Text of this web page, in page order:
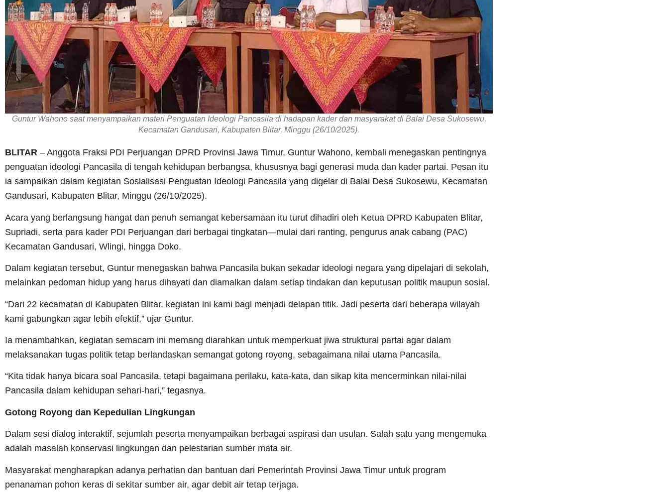
Guntur Wahono saat menyampaikan materi Penguatan Ideologi Pancasila di hadapan kader dan masyarakat di Balai Desa Sukosewu,
Kecamatan Gandusari, Kabupaten Blitar, Minggu (26/10/2025).
BLITAR – Anggota Fraksi PDI Perjuangan DPRD Provinsi Jawa Timur, Guntur Wahono, kembali menegaskan pentingnya
penguatan ideologi Pancasila di tengah kehidupan berbangsa, khususnya bagi generasi muda dan kader partai. Pesan itu
ia sampaikan dalam kegiatan Sosialisasi Penguatan Ideologi Pancasila yang digelar di Balai Desa Sukosewu, Kecamatan
Gandusari, Kabupaten Blitar, Minggu (26/10/2025).
Acara yang berlangsung hangat dan penuh semangat kebersamaan itu turut dihadiri oleh Ketua DPRD Kabupaten Blitar,
Supriadi, serta para kader PDI Perjuangan dari berbagai tingkatan—mulai dari ranting, pengurus anak cabang (PAC)
Kecamatan Gandusari, Wlingi, hingga Doko.
Dalam kegiatan tersebut, Guntur menegaskan bahwa Pancasila bukan sekadar ideologi negara yang dipelajari di sekolah,
melainkan pedoman hidup yang harus dihayati dan diamalkan dalam setiap tindakan dan keputusan politik maupun sosial.
“Dari 22 kecamatan di Kabupaten Blitar, kegiatan ini kami bagi menjadi delapan titik. Jadi peserta dari beberapa wilayah
kami gabungkan agar lebih efektif,” ujar Guntur.
Ia menambahkan, kegiatan semacam ini memang diarahkan untuk memperkuat jiwa struktural partai agar dalam
melaksanakan tugas politik tetap berlandaskan semangat gotong royong, sebagaimana nilai utama Pancasila.
“Kita tidak hanya bicara soal Pancasila, tetapi bagaimana perilaku, kata-kata, dan sikap kita mencerminkan nilai-nilai
Pancasila dalam kehidupan sehari-hari,” tegasnya.
Gotong Royong dan Kepedulian Lingkungan
Dalam sesi dialog interaktif, sejumlah peserta menyampaikan berbagai aspirasi dan usulan. Salah satu yang mengemuka
adalah masalah konservasi lingkungan dan pelestarian sumber mata air.
Masyarakat mengharapkan adanya perhatian dan bantuan dari Pemerintah Provinsi Jawa Timur untuk program
penanaman pohon keras di sekitar sumber air, agar debit air tetap terjaga.